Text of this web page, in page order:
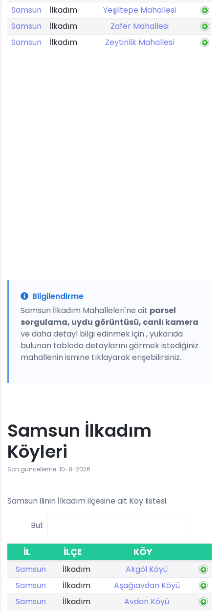
Samsun
İlkadım
Yeşiltepe Mahallesi
Samsun
İlkadım
Zafer Mahallesi
Samsun
İlkadım Zeytinlik Mahallesi
Bilgilendirme
Samsun İlkadım Mahalleleri'ne ait parsel
sorgulama, uydu görüntüsü, canlı kamera
ve daha detayl bilgi edinmek için , yukarıda
bulunan tabloda detaylarını görmek istediğiniz
mahallenin ismine tıklayarak erişebilirsiniz.
Samsun İlkadım
Köyleri
Son güncelleme: 10-8-2026
Samsun ilinin İlkadım ilçesine ait Köy listesi.
Bul:
İL İLÇE KÖY
Samsun İlkadım
Akgöl Köyü
Samsun
İlkadım
Aşağıavdan Köyü
Samsun
İlkadım
Avdan Köyü